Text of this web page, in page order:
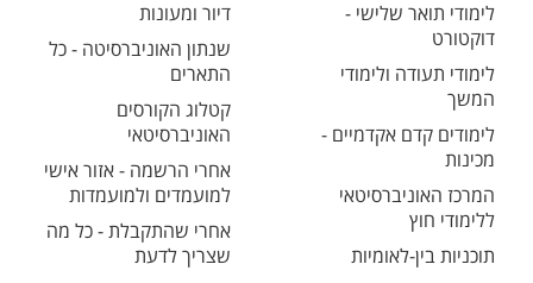
לימודי תואר שלישי -
דוקטורט
לימודי תעודה ולימודי
המשך
לימודים קדם אקדמיים -
מכינות
המרכז האוניברסיטאי
ללימודי חוץ
תוכניות בין-לאומיות
דיור ומעונות
שנתון האוניברסיטה - כל
התארים
קטלוג הקורסים
האוניברסיטאי
אחרי הרשמה - אזור אישי
למועמדים ולמועמדות
אחרי שהתקבלת - כל מה
שצריך לדעת